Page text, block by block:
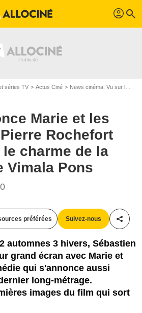
profil search
séries TV Actus Ciné News cinéma: Vu sur le web
Marie et les
Rochefort
charme de la
Vimala Pons
préférées Suivez-nous
automnes 3 hivers, Sébastien
grand écran avec Marie et
qui s'annonce aussi
long-métrage.
images du film qui sort